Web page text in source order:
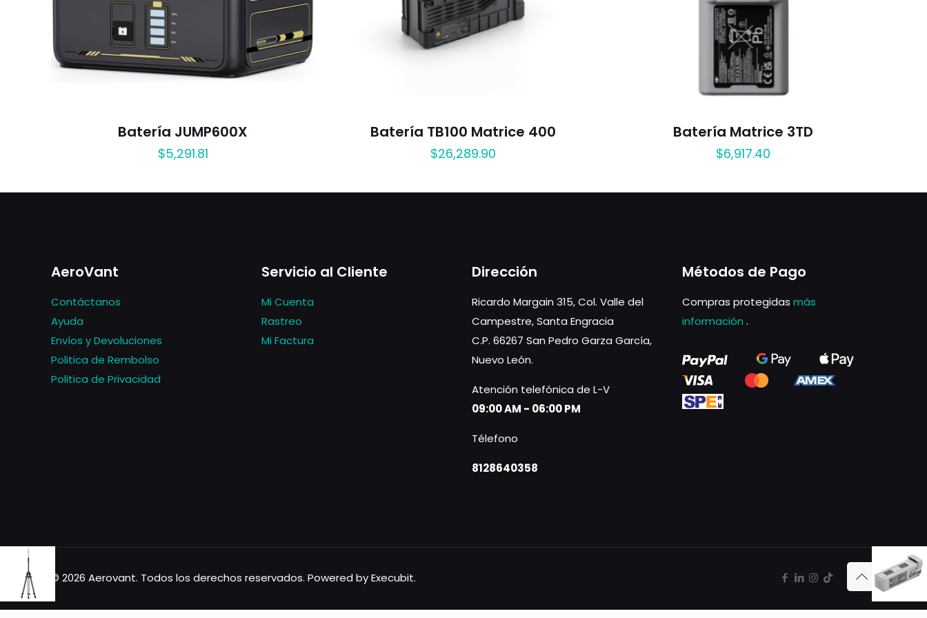
Batería JUMP600X
$5,291.81
Batería TB100 Matrice 400
$26,289.90
Batería Matrice 3TD
$6,917.40
AeroVant
Contáctanos
Ayuda
Envíos y Devoluciones
Politica de Rembolso
Politica de Privacidad
Servicio al Cliente
Mi Cuenta
Rastreo
Mi Factura
Dirección
Ricardo Margain 315, Col. Valle del
Campestre, Santa Engracia
C.P. 66267 San Pedro Garza García,
Nuevo León.
Atención telefónica de L-V
09:00 AM - 06:00 PM
Télefono
8128640358
Métodos de Pago
Compras protegidas más
información .
© 2026 Aerovant. Todos los derechos reservados. Powered by Execubit.